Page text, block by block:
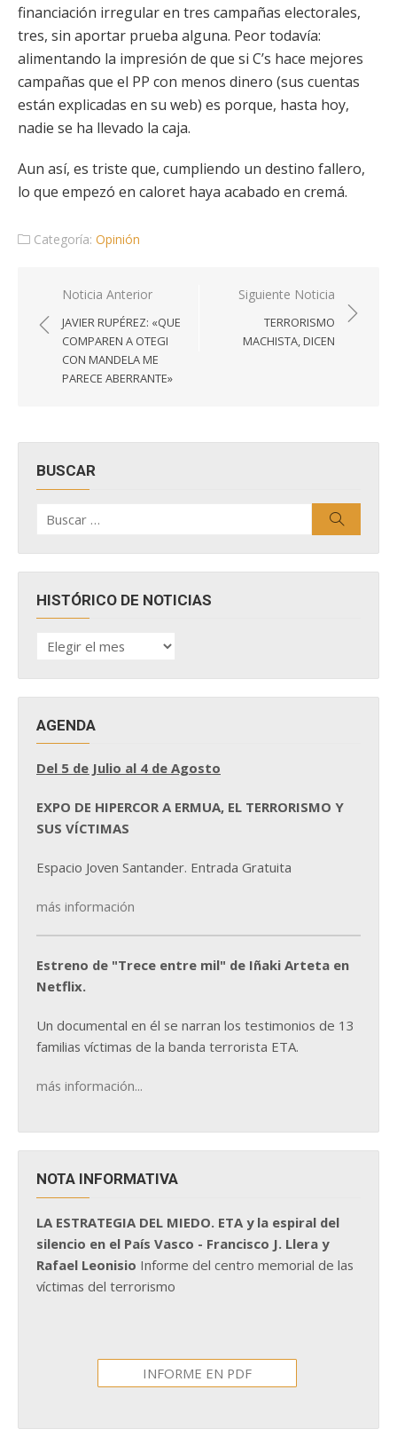
financiación irregular en tres campañas electorales,
tres, sin aportar prueba alguna. Peor todavía:
alimentando la impresión de que si C’s hace mejores
campañas que el PP con menos dinero (sus cuentas
están explicadas en su web) es porque, hasta hoy,
nadie se ha llevado la caja.
Aun así, es triste que, cumpliendo un destino fallero,
lo que empezó en caloret haya acabado en cremá.
Categoría: Opinión
Navegación
de
entradas
Noticia Anterior
JAVIER RUPÉREZ: «QUE
COMPAREN A OTEGI
CON MANDELA ME
PARECE ABERRANTE»
Siguiente Noticia
TERRORISMO
MACHISTA, DICEN
BUSCAR
por:
HISTÓRICO DE NOTICIAS
HISTÓRICO
DE
AGENDA
Del 5 de Julio al 4 de Agosto
EXPO DE HIPERCOR A ERMUA, EL TERRORISMO Y
SUS VÍCTIMAS
Espacio Joven Santander. Entrada Gratuita
más información
Estreno de "Trece entre mil" de Iñaki Arteta en
Netflix.
Un documental en él se narran los testimonios de 13
familias víctimas de la banda terrorista ETA.
más información...
NOTA INFORMATIVA
LA ESTRATEGIA DEL MIEDO. ETA y la espiral del
silencio en el País Vasco - Francisco J. Llera y
Rafael Leonisio Informe del centro memorial de las
víctimas del terrorismo
INFORME EN PDF